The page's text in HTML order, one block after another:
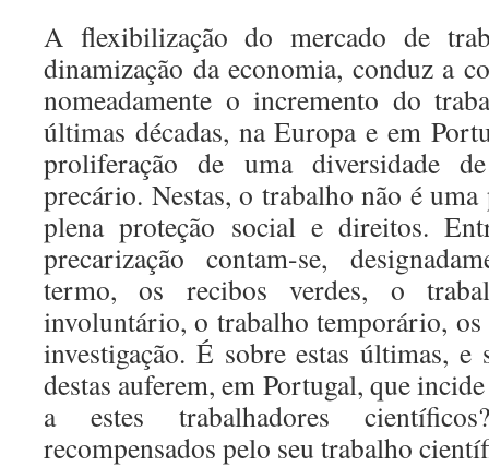
A flexibilização do mercado de
dinamização da economia, conduz a
nomeadamente o incremento do
últimas décadas, na Europa e em
proliferação de uma diversidade
precário. Nestas, o trabalho não é uma
plena proteção social e direitos.
precarização contam-se,
termo, os recibos verdes, o
involuntário, o trabalho temporário, os
investigação. É sobre estas últimas, e
destas auferem, em Portugal, que
a estes trabalhadores
recompensados pelo seu trabalho